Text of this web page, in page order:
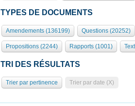
TYPES DE DOCUMENTS
Amendements (136199) Questions (20252)
Propositions (2244) Rapports (1001)
TRI DES RÉSULTATS
Trier par pertinence Trier par date (X)